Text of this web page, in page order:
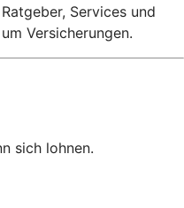
Services und
Versicherungen.
sich lohnen.